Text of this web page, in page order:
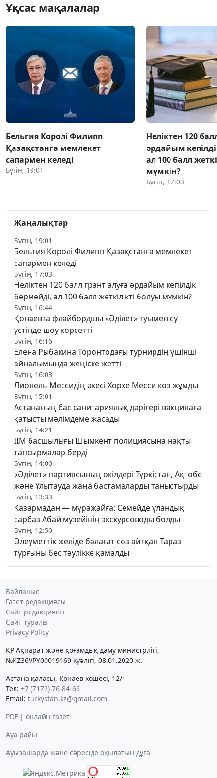
Ұқсас мақалалар
Бельгия Королі Филипп
Қазақстанға мемлекет
сапармен келеді
Бүгін, 19:01
Неліктен 120
әрдайым
ал 100 балл
мүмкін?
Бүгін, 17:03
Жаңалықтар
Бүгін, 19:01
Бельгия Королі Филипп Қазақстанға мемлекет
сапармен келеді
Бүгін, 17:03
Неліктен 120 балл грант алуға әрдайым кепілдік
бермейді, ал 100 балл жеткілікті болуы мүмкін?
Бүгін, 16:44
Қонаевта флайбордшы «Әділет» туымен су
үстінде шоу көрсетті
Бүгін, 16:16
Елена Рыбакина Торонтодағы турнирдің үшінші
айналымында жеңіске жетті
Бүгін, 16:03
Лионель Мессидің әкесі Хорхе Месси көз жұмды
Бүгін, 15:01
Астананың бас санитариялық дәрігері вакцинаға
қатысты мәлімдеме жасады
Бүгін, 14:21
ІІМ басшылығы Шымкент полициясына нақты
тапсырмалар берді
Бүгін, 14:00
«Әділет» партиясының өкілдері Түркістан, Ақтөбе
және Ұлытауда жаңа бастамаларды таныстырды
Бүгін, 13:33
Казармадан — мұражайға: Семейде ұландық
сарбаз Абай музейінің экскурсоводы болды
Бүгін, 12:50
Әлеуметтік желіде балағат сөз айтқан Тараз
тұрғыны бес тәулікке қамалды
Байланыс
Газет редакциясы
Сайт редакциясы
Сайт туралы
Privacy Policy
ҚР Ақпарат және қоғамдық даму министрлігі,
№KZ36VPY00019169 куәлігі, 08.01.2020 ж.
Астана қаласы, Қонаев көшесі, 12/1
Тел: +7 (7172) 76-84-66
Email: turkystan.kz@gmail.com
PDF | онлайн газет
Ауа райы
Ауызашарда және сәресіде оқылатын дұға